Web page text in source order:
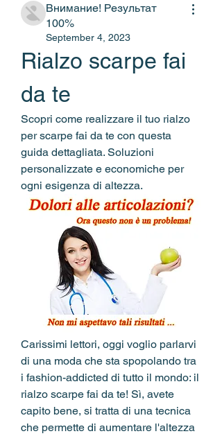
Внимание! Результат
100%
September 4, 2023
Rialzo scarpe fai
da te
Scopri come realizzare il tuo rialzo
per scarpe fai da te con questa
guida dettagliata. Soluzioni
personalizzate e economiche per
ogni esigenza di altezza.
Carissimi lettori, oggi voglio parlarvi
di una moda che sta spopolando tra
i fashion-addicted di tutto il mondo: il
rialzo scarpe fai da te! Sì, avete
capito bene, si tratta di una tecnica
che permette di aumentare l'altezza